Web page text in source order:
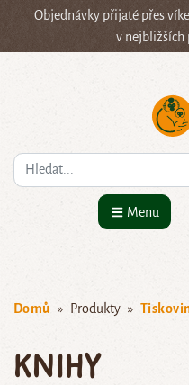
Objednávky přijaté přes
v nejbližších
Co hledáte?
Menu
Domů Produkty
Knihy